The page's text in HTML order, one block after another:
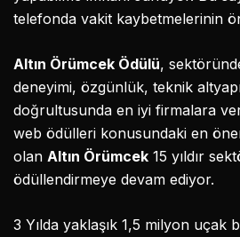
telefonda vakit kaybetmelerinin
Altın Örümcek Ödülü,
deneyimi, özgünlük, teknik
doğrultusunda en iyi firmalara
web ödülleri konusundaki en
olan Altın Örümcek 15 yıldır
ödüllendirmeye devam ediyor.
3 Yılda yaklaşık 1,5 milyon uçak